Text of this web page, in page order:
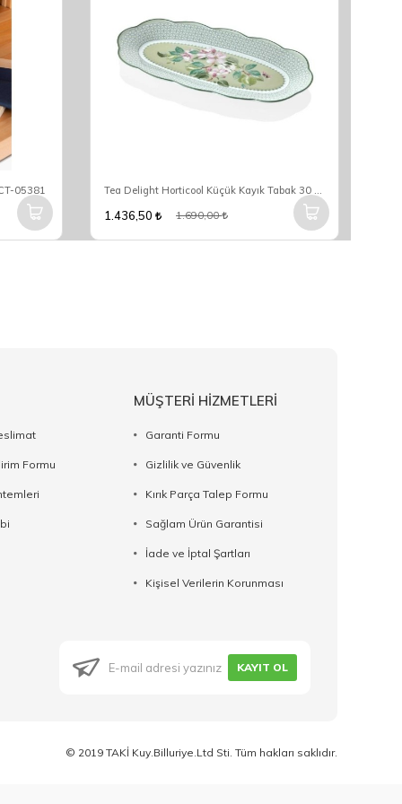
05381 Tea Delight Horticool Küçük Kayık Tabak 30 Cm 5DDC-B10360HC
1.436,50 1.690,00
Formu
MÜŞTERİ HİZMETLERİ
Garanti Formu
Gizlilik ve Güvenlik
Kırık Parça Talep Formu
Sağlam Ürün Garantisi
İade ve İptal Şartları
Kişisel Verilerin Korunması
KAYIT OL
© 2019 TAKİ Kuy.Billuriye.Ltd Sti. Tüm hakları saklıdır.